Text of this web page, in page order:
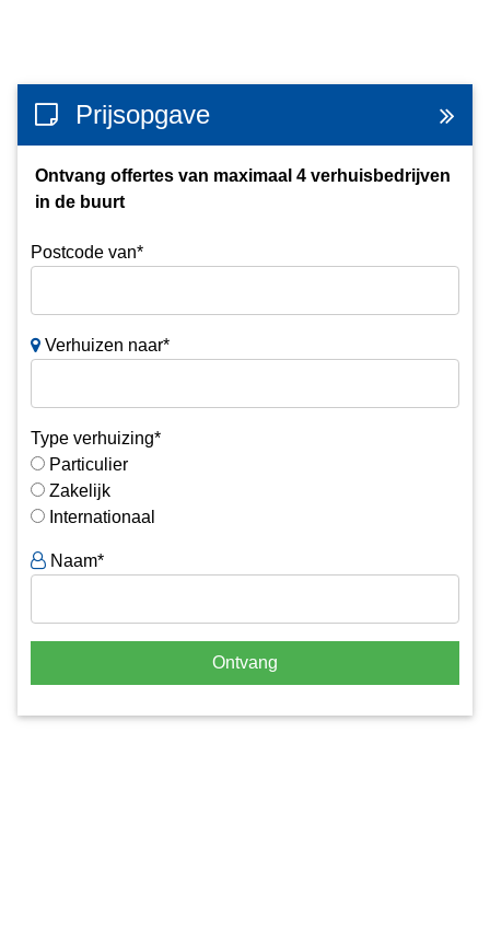
Prijsopgave
Ontvang offertes van maximaal 4 verhuisbedrijven
in de buurt
Postcode van*
Verhuizen naar*
Type verhuizing*
Particulier
Zakelijk
Internationaal
Naam*
Ontvang